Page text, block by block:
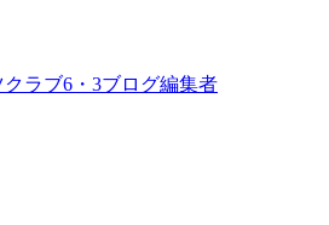
クラブ6・3ブログ編集者